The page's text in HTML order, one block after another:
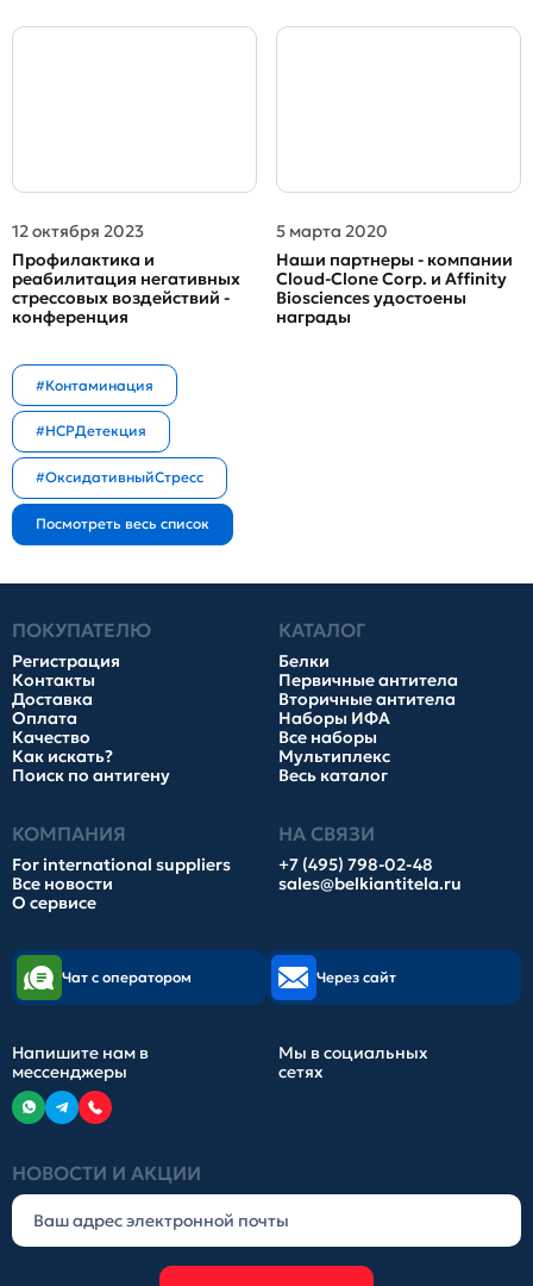
12 октября 2023
Профилактика и
реабилитация негативных
стрессовых воздействий -
конференция
5 марта 2020
Наши партнеры - компании
Cloud-Clone Corp. и Affinity
Biosciences удостоены
награды
#Контаминация
#HCPДетекция
#ОксидативныйСтресс
ПОКУПАТЕЛЮ
Регистрация
Контакты
Доставка
Оплата
Качество
Как искать?
Поиск по антигену
КАТАЛОГ
Белки
Первичные антитела
Вторичные антитела
Наборы ИФА
Все наборы
Мультиплекс
Весь каталог
КОМПАНИЯ
For international suppliers
Все новости
О сервисе
НА СВЯЗИ
+7 (495) 798-02-48
sales@belkiantitela.ru
НОВОСТИ И АКЦИИ
Чат с оператором Через сайт
Напишите нам в
мессенджеры
Мы в социальных
сетях